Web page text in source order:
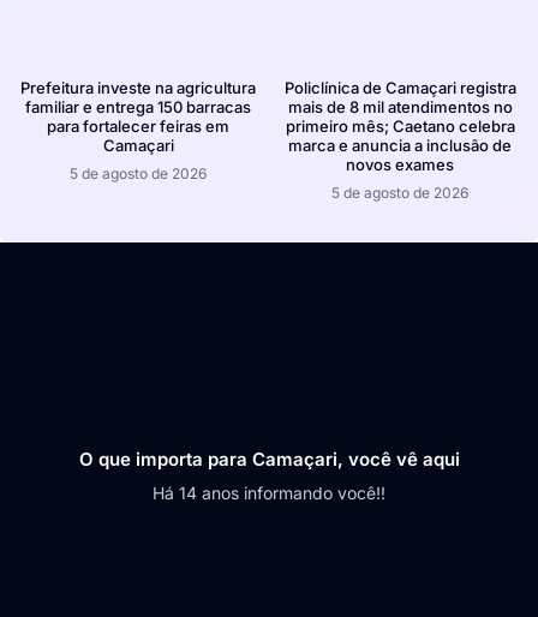
Prefeitura investe na agricultura
familiar e entrega 150 barracas
para fortalecer feiras em
Camaçari
5 de agosto de 2026
Policlínica de Camaçari registra
mais de 8 mil atendimentos no
primeiro mês; Caetano celebra
marca e anuncia a inclusão de
novos exames
5 de agosto de 2026
O que importa para Camaçari, você vê aqui
Há 14 anos informando você!!